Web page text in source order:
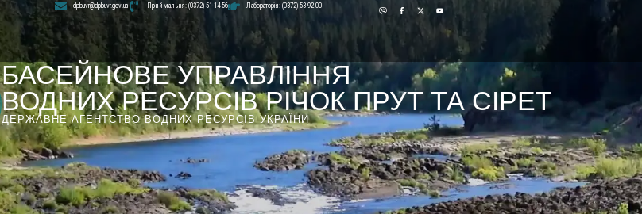
Лабораторія: (0372) 53-92-00
dpbuvr@dpbuvr.gov.ua Приймальня: (0372) 51-14-56
БАСЕЙНОВЕ УПРАВЛІННЯ
ВОДНИХ РЕСУРСІВ РІЧОК ПРУТ ТА СІРЕТ
ДЕРЖАВНЕ АГЕНТСТВО ВОДНИХ РЕСУРСІВ УКРАЇНИ